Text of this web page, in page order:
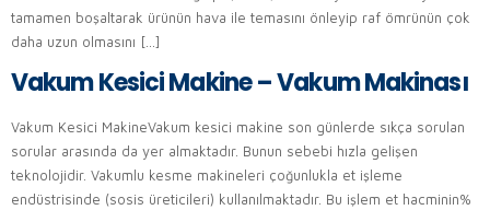
tamamen boşaltarak ürünün hava ile temasını önleyip raf ömrünün çok
daha uzun olmasını […]
Vakum Kesici Makine – Vakum Makinası
Vakum Kesici MakineVakum kesici makine son günlerde sıkça sorulan
sorular arasında da yer almaktadır. Bunun sebebi hızla gelişen
teknolojidir. Vakumlu kesme makineleri çoğunlukla et işleme
endüstrisinde (sosis üreticileri) kullanılmaktadır. Bu işlem et hacminin%